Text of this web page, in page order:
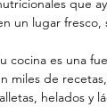
que
un lugar fresco,
cocina es una
miles de
helados y